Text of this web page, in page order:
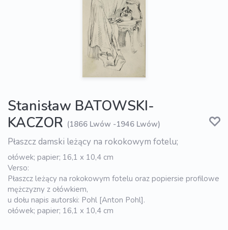
Stanisław BATOWSKI-
KACZOR (1866 Lwów -1946 Lwów)
Płaszcz damski leżący na rokokowym fotelu;
ołówek; papier; 16,1 x 10,4 cm
Verso:
Płaszcz leżący na rokokowym fotelu oraz popiersie profilowe
mężczyzny z ołówkiem,
u dołu napis autorski: Pohl [Anton Pohl].
ołówek; papier; 16,1 x 10,4 cm